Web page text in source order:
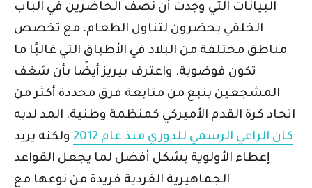
البيانات التي وجدت أن نصف الحاضرين في الباب
الخلفي يحضرون لتناول الطعام، مع تخصص
مناطق مختلفة من البلاد في الأطباق التي غالبًا ما
تكون فوضوية. واعترف بيريز أيضًا بأن شغف
المشجعين ينبع من متابعة فرق محددة أكثر من
اتحاد كرة القدم الأميركي كمنظمة وطنية. المد لديه
كان الراعي الرسمي للدوري منذ عام 2012
ولكنه يريد
إعطاء الأولوية بشكل أفضل لما يجعل القواعد
الجماهيرية الفردية فريدة من نوعها مع